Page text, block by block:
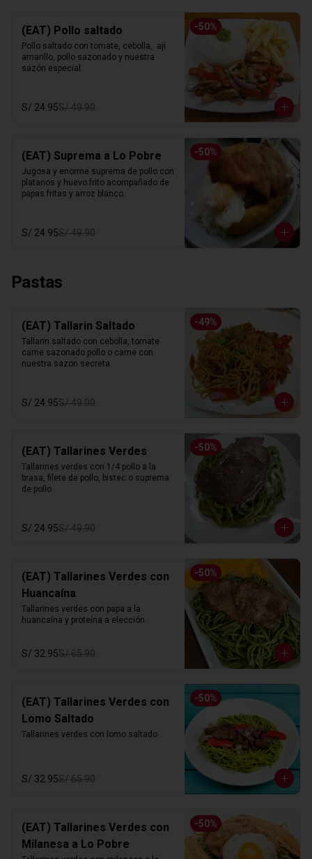
-50%
(EAT) Pollo saltado
Pollo saltado con tomate, cebolla,  ají
amarillo, pollo sazonado y nuestra
sazón especial.
S/ 24.95S/ 49.90
-50%
(EAT) Suprema a Lo Pobre
Jugosa y enorme suprema de pollo con
platanos y huevo frito acompañado de
papas fritas y arroz blanco.
S/ 24.95S/ 49.90
Pastas
-49%
(EAT) Tallarin Saltado
Tallarin saltado con cebolla, tomate
carne sazonado pollo o carne con
nuestra sazon secreta.
S/ 24.95S/ 49.00
-50%
(EAT) Tallarines Verdes
Tallarines verdes con 1/4 pollo a la
brasa, filete de pollo, bistec o suprema
de pollo.
S/ 24.95S/ 49.90
-50%
(EAT) Tallarines Verdes con
Huancaína
Tallarines verdes con papa a la
huancaína y proteína a elección.
S/ 32.95S/ 65.90
-50%
(EAT) Tallarines Verdes con
Lomo Saltado
Tallarines verdes con lomo saltado.
S/ 32.95S/ 65.90
-50%
(EAT) Tallarines Verdes con
Milanesa a Lo Pobre